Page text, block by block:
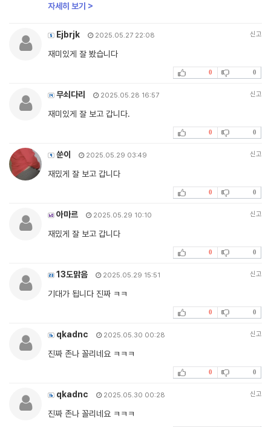
자세히 보기 >
Ejbrjk 2025.05.27 22:08 신고
재미있게 잘 봤습니다
0 0
무쇠다리 2025.05.28 16:57 신고
재미있게 잘 보고 갑니다.
0 0
쑨이 2025.05.29 03:49 신고
재밌게 잘 보고 갑니다
0 0
아마르 2025.05.29 10:10 신고
재밌게 잘 보고 갑니다
0 0
13도맑음 2025.05.29 15:51 신고
기대가 됩니다 진짜 ㅋㅋ
0 0
qkadnc 2025.05.30 00:28 신고
진짜 존나 꼴리네요 ㅋㅋㅋ
0 0
qkadnc 2025.05.30 00:28 신고
진짜 존나 꼴리네요 ㅋㅋㅋ